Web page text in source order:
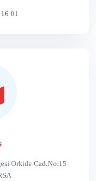
01
Orkide Cad.No:15